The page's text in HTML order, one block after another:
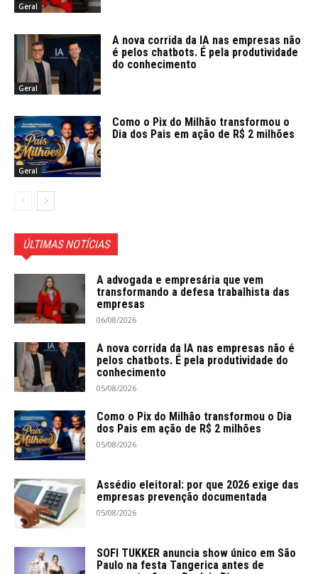
Geral
Geral
A nova corrida da IA nas empresas não
é pelos chatbots. É pela produtividade
do conhecimento
Geral
Como o Pix do Milhão transformou o
Dia dos Pais em ação de R$ 2 milhões
ÚLTIMAS NOTÍCIAS
A advogada e empresária que vem
transformando a defesa trabalhista das
empresas
06/08/2026
A nova corrida da IA nas empresas não é
pelos chatbots. É pela produtividade do
conhecimento
05/08/2026
Como o Pix do Milhão transformou o Dia
dos Pais em ação de R$ 2 milhões
05/08/2026
Assédio eleitoral: por que 2026 exige das
empresas prevenção documentada
05/08/2026
SOFI TUKKER anuncia show único em São
Paulo na festa Tangerica antes de